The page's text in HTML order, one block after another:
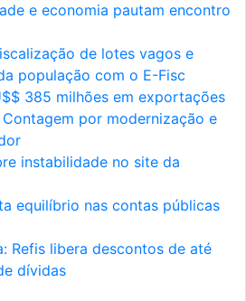
e economia pautam encontro
de lotes vagos e
população com o E-Fisc
385 milhões em exportações
por modernização e
instabilidade no site da
equilíbrio nas contas públicas
Refis libera descontos de até
dívidas